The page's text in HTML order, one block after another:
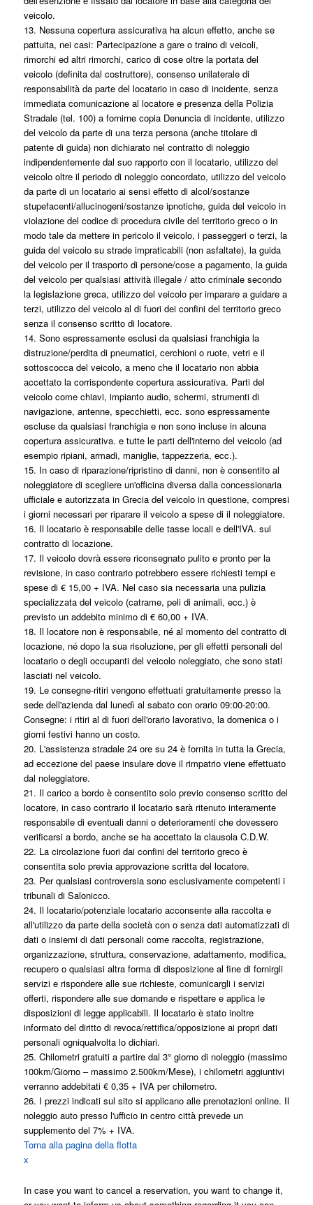
veicolo.
13. Nessuna copertura assicurativa ha alcun effetto, anche se
pattuita, nei casi: Partecipazione a gare o traino di veicoli,
rimorchi ed altri rimorchi, carico di cose oltre la portata del
veicolo (definita dal costruttore), consenso unilaterale di
responsabilità da parte del locatario in caso di incidente, senza
immediata comunicazione al locatore e presenza della Polizia
Stradale (tel. 100) a fornirne copia Denuncia di incidente, utilizzo
del veicolo da parte di una terza persona (anche titolare di
patente di guida) non dichiarato nel contratto di noleggio
indipendentemente dal suo rapporto con il locatario, utilizzo del
veicolo oltre il periodo di noleggio concordato, utilizzo del veicolo
da parte di un locatario ai sensi effetto di alcol/sostanze
stupefacenti/allucinogeni/sostanze ipnotiche, guida del veicolo in
violazione del codice di procedura civile del territorio greco o in
modo tale da mettere in pericolo il veicolo, i passeggeri o terzi, la
guida del veicolo su strade impraticabili (non asfaltate), la guida
del veicolo per il trasporto di persone/cose a pagamento, la guida
del veicolo per qualsiasi attività illegale / atto criminale secondo
la legislazione greca, utilizzo del veicolo per imparare a guidare a
terzi, utilizzo del veicolo al di fuori dei confini del territorio greco
senza il consenso scritto di locatore.
14. Sono espressamente esclusi da qualsiasi franchigia la
distruzione/perdita di pneumatici, cerchioni o ruote, vetri e il
sottoscocca del veicolo, a meno che il locatario non abbia
accettato la corrispondente copertura assicurativa. Parti del
veicolo come chiavi, impianto audio, schermi, strumenti di
navigazione, antenne, specchietti, ecc. sono espressamente
escluse da qualsiasi franchigia e non sono incluse in alcuna
copertura assicurativa. e tutte le parti dell'interno del veicolo (ad
esempio ripiani, armadi, maniglie, tappezzeria, ecc.).
15. In caso di riparazione/ripristino di danni, non è consentito al
noleggiatore di scegliere un'officina diversa dalla concessionaria
ufficiale e autorizzata in Grecia del veicolo in questione, compresi
i giorni necessari per riparare il veicolo a spese di il noleggiatore.
16. Il locatario è responsabile delle tasse locali e dell'IVA. sul
contratto di locazione.
17. Il veicolo dovrà essere riconsegnato pulito e pronto per la
revisione, in caso contrario potrebbero essere richiesti tempi e
spese di € 15,00 + IVA. Nel caso sia necessaria una pulizia
specializzata del veicolo (catrame, peli di animali, ecc.) è
previsto un addebito minimo di € 60,00 + IVA.
18. Il locatore non è responsabile, né al momento del contratto di
locazione, né dopo la sua risoluzione, per gli effetti personali del
locatario o degli occupanti del veicolo noleggiato, che sono stati
lasciati nel veicolo.
19. Le consegne-ritiri vengono effettuati gratuitamente presso la
sede dell'azienda dal lunedì al sabato con orario 09:00-20:00.
Consegne: i ritiri al di fuori dell'orario lavorativo, la domenica o i
giorni festivi hanno un costo.
20. L'assistenza stradale 24 ore su 24 è fornita in tutta la Grecia,
ad eccezione del paese insulare dove il rimpatrio viene effettuato
dal noleggiatore.
21. Il carico a bordo è consentito solo previo consenso scritto del
locatore, in caso contrario il locatario sarà ritenuto interamente
responsabile di eventuali danni o deterioramenti che dovessero
verificarsi a bordo, anche se ha accettato la clausola C.D.W.
22. La circolazione fuori dai confini del territorio greco è
consentita solo previa approvazione scritta del locatore.
23. Per qualsiasi controversia sono esclusivamente competenti i
tribunali di Salonicco.
24. Il locatario/potenziale locatario acconsente alla raccolta e
all'utilizzo da parte della società con o senza dati automatizzati di
dati o insiemi di dati personali come raccolta, registrazione,
organizzazione, struttura, conservazione, adattamento, modifica,
recupero o qualsiasi altra forma di disposizione al fine di fornirgli
servizi e rispondere alle sue richieste, comunicargli i servizi
offerti, rispondere alle sue domande e rispettare e applica le
disposizioni di legge applicabili. Il locatario è stato inoltre
informato del diritto di revoca/rettifica/opposizione ai propri dati
personali ogniqualvolta lo dichiari.
25. Chilometri gratuiti a partire dal 3° giorno di noleggio (massimo
100km/Giorno – massimo 2.500km/Mese), i chilometri aggiuntivi
verranno addebitati € 0,35 + IVA per chilometro.
26. I prezzi indicati sul sito si applicano alle prenotazioni online. Il
noleggio auto presso l'ufficio in centro città prevede un
supplemento del 7% + IVA.
Torna alla pagina della flotta
x
In case you want to cancel a reservation, you want to change it,